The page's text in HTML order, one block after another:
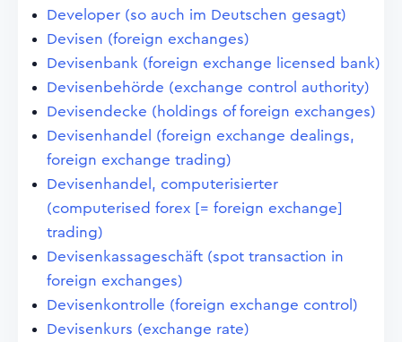
Developer (so auch im Deutschen gesagt)
Devisen (foreign exchanges)
Devisenbank (foreign exchange licensed bank)
Devisenbehörde (exchange control authority)
Devisendecke (holdings of foreign exchanges)
Devisenhandel (foreign exchange dealings,
foreign exchange trading)
Devisenhandel, computerisierter
(computerised forex [= foreign exchange]
trading)
Devisenkassageschäft (spot transaction in
foreign exchanges)
Devisenkontrolle (foreign exchange control)
Devisenkurs (exchange rate)